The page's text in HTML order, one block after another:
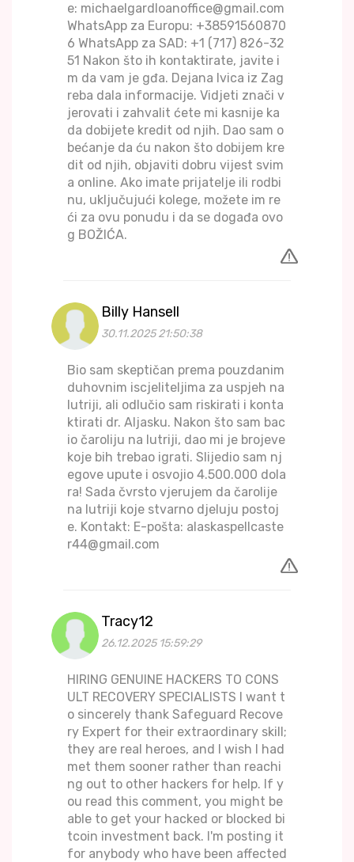
e: michaelgardloanoffice@gmail.com
WhatsApp za Europu: +38591560870
6 WhatsApp za SAD: +1 (717) 826-32
51 Nakon što ih kontaktirate, javite i
m da vam je gđa. Dejana Ivica iz Zag
reba dala informacije. Vidjeti znači v
jerovati i zahvalit ćete mi kasnije ka
da dobijete kredit od njih. Dao sam o
bećanje da ću nakon što dobijem kre
dit od njih, objaviti dobru vijest svim
a online. Ako imate prijatelje ili rodbi
nu, uključujući kolege, možete im re
ći za ovu ponudu i da se događa ovo
g BOŽIĆA.
Billy Hansell
30.11.2025 21:50:38
Bio sam skeptičan prema pouzdanim
duhovnim iscjeliteljima za uspjeh na
lutriji, ali odlučio sam riskirati i konta
ktirati dr. Aljasku. Nakon što sam bac
io čaroliju na lutriji, dao mi je brojeve
koje bih trebao igrati. Slijedio sam nj
egove upute i osvojio 4.500.000 dola
ra! Sada čvrsto vjerujem da čarolije
na lutriji koje stvarno djeluju postoj
e. Kontakt: E-pošta: alaskaspellcaste
r44@gmail.com
Tracy12
26.12.2025 15:59:29
HIRING GENUINE HACKERS TO CONS
ULT RECOVERY SPECIALISTS I want t
o sincerely thank Safeguard Recove
ry Expert for their extraordinary skill;
they are real heroes, and I wish I had
met them sooner rather than reachi
ng out to other hackers for help. If y
ou read this comment, you might be
able to get your hacked or blocked bi
tcoin investment back. I'm posting it
for anybody who have been affected